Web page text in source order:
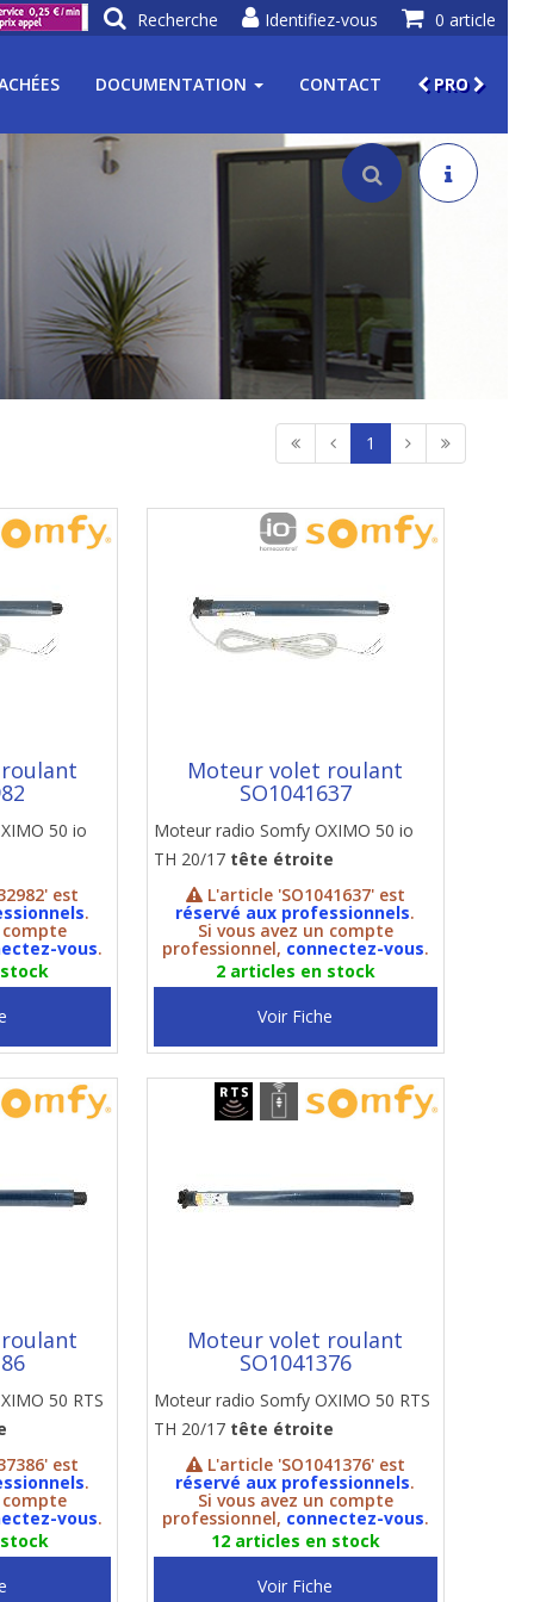
0 article
Identifiez-vous
Recherche
DOCUMENTATION CONTACT PRO
1
50 io
est
.
compte
vous.
Moteur volet roulant
SO1041637
Moteur radio Somfy OXIMO 50 io
TH 20/17 tête étroite
L'article 'SO1041637' est
réservé aux professionnels.
Si vous avez un compte
professionnel, connectez-vous.
2 articles en stock
Voir Fiche
50 RTS
est
.
compte
vous.
Moteur volet roulant
SO1041376
Moteur radio Somfy OXIMO 50 RTS
TH 20/17 tête étroite
L'article 'SO1041376' est
réservé aux professionnels.
Si vous avez un compte
professionnel, connectez-vous.
12 articles en stock
Voir Fiche